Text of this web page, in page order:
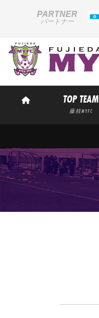
PARTNER
パートナー
TOP TEAM
藤枝MYFC